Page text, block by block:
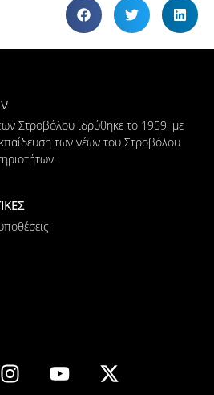
Στροβόλου ιδρύθηκε το 1959, με
των νέων του Στροβόλου